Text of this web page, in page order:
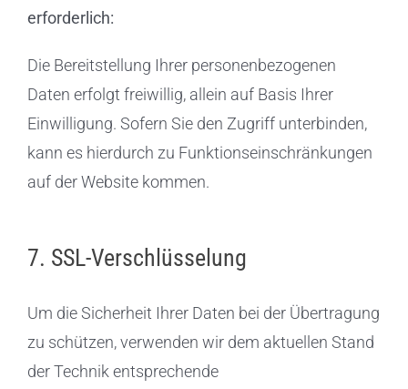
erforderlich:
Die Bereitstellung Ihrer personenbezogenen
Daten erfolgt freiwillig, allein auf Basis Ihrer
Einwilligung. Sofern Sie den Zugriff unterbinden,
kann es hierdurch zu Funktionseinschränkungen
auf der Website kommen.
7. SSL-Verschlüsselung
Um die Sicherheit Ihrer Daten bei der Übertragung
zu schützen, verwenden wir dem aktuellen Stand
der Technik entsprechende